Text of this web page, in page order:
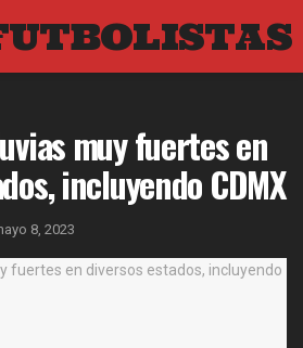
muy fuertes en
incluyendo CDMX
8, 2023